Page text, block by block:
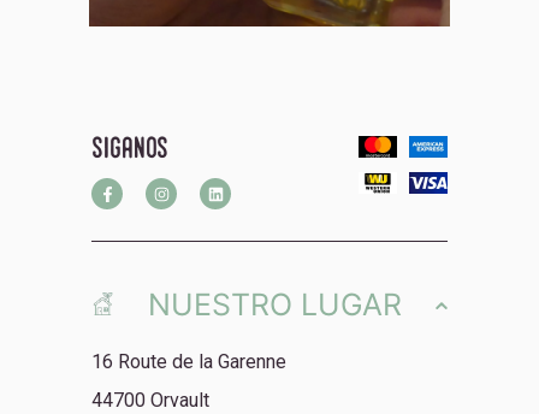
siganos
NUESTRO LUGAR
16 Route de la Garenne
44700 Orvault